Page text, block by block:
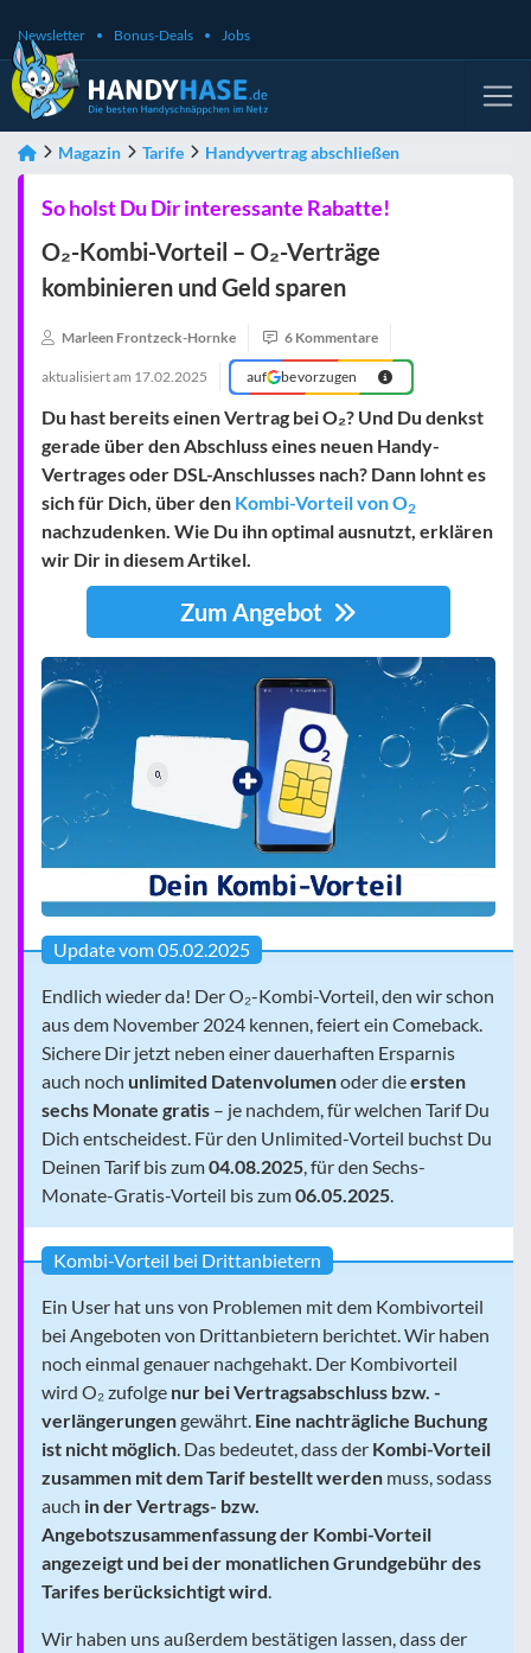
Newsletter Bonus-Deals Jobs
Magazin Tarife Handyvertrag abschließen
So holst Du Dir interessante Rabatte!
O₂-Kombi-Vorteil – O₂-Verträge
kombinieren und Geld sparen
Marleen Frontzeck-Hornke 6 Kommentare
aktualisiert am 17.02.2025 auf bevorzugen
Du hast bereits einen Vertrag bei O₂? Und Du denkst
gerade über den Abschluss eines neuen Handy-
Vertrages oder DSL-Anschlusses nach? Dann lohnt es
sich für Dich, über den Kombi-Vorteil von O2
nachzudenken. Wie Du ihn optimal ausnutzt, erklären
wir Dir in diesem Artikel.
Zum Angebot
Update vom 05.02.2025
Endlich wieder da! Der O₂-Kombi-Vorteil, den wir schon
aus dem November 2024 kennen, feiert ein Comeback.
Sichere Dir jetzt neben einer dauerhaften Ersparnis
auch noch unlimited Datenvolumenoder dieersten
sechs Monate gratis – je nachdem, für welchen Tarif Du
Dich entscheidest. Für den Unlimited-Vorteil buchst Du
Deinen Tarif bis zum04.08.2025, für den Sechs-
Monate-Gratis-Vorteil bis zum06.05.2025.
Kombi-Vorteil bei Drittanbietern
Ein User hat uns von Problemen mit dem Kombivorteil
bei Angeboten von Drittanbietern berichtet. Wir haben
noch einmal genauer nachgehakt. Der Kombivorteil
wird O₂ zufolge nur bei Vertragsabschluss bzw. -
verlängerungengewährt. Eine nachträgliche Buchung
ist nicht möglich. Das bedeutet, dass der Kombi-Vorteil
zusammen mit dem Tarif bestellt werden muss, sodass
auch in der Vertrags- bzw.
Angebotszusammenfassung der Kombi-Vorteil
angezeigt und bei der monatlichen Grundgebühr des
Tarifes berücksichtigt wird.
Wir haben uns außerdem bestätigen lassen, dass der